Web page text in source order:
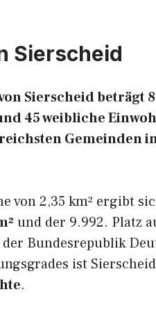
Sierscheid
Sierscheid beträgt
45 weibliche
Gemeinden
von 2,35 km² ergibt
und der 9.992. Platz
Bundesrepublik
ist
.